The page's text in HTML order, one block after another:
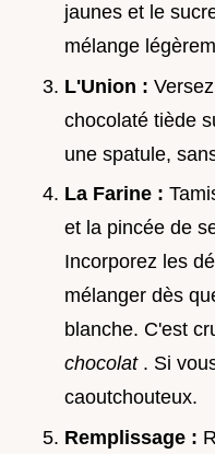
jaunes et le
mélange
L'Union :
chocolaté tiède
une spatule,
La Farine :
et la pincée de
Incorporez les
mélanger dès
blanche. C'est
chocolat . Si
caoutchouteux.
Remplissage :